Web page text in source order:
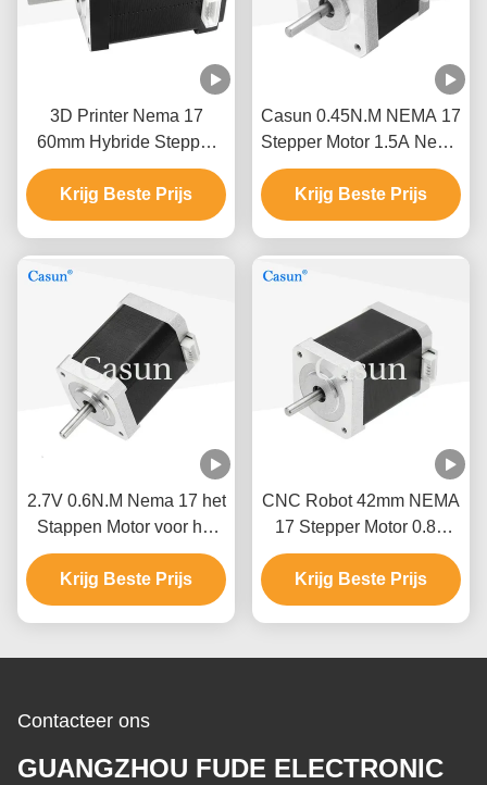
3D Printer Nema 17
60mm Hybride Stepper
Motor0.5a 0,78 N. M2
fase
Krijg Beste Prijs
Casun 0.45N.M NEMA 17
Stepper Motor 1.5A Nema
17 48mm fase 2 1,8
Graad
Krijg Beste Prijs
2.7V 0.6N.M Nema 17 het
Stappen Motor voor het
Meetinstrument van XYZ
Krijg Beste Prijs
CNC Robot 42mm NEMA
17 Stepper Motor 0.8A
700mN.M Casun Stepper
Motor
Krijg Beste Prijs
Contacteer ons
GUANGZHOU FUDE ELECTRONIC